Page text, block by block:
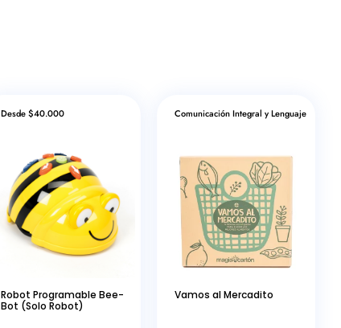
Desde $40.000
Robot Programable Bee-
Bot (Solo Robot)
Comunicación Integral y Lenguaje
Vamos al Mercadito